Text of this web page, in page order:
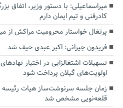
میراسماعیلی: با دستور وزیر، اتفاق
کادرفنی و تیم ایمان دارم
پرتغال خواستار محرومیت مراکش از
فریدون جیرانی: اکبر عبدی حیف شد
تسهیلات اشتغالزایی در اختیار
اولویت‌های گیلان پرداخت شود
زمان جلسه سرنوشت‌ساز هیات رئیسه
قلعه‌نویی مشخص شد